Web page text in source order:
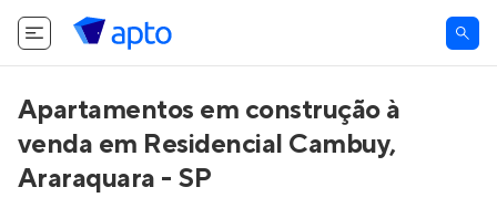
Apartamentos em construção à
venda em Residencial Cambuy,
Araraquara - SP